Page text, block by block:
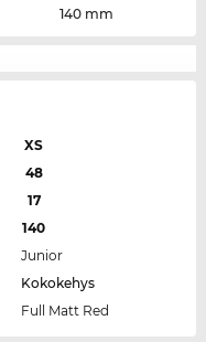
140 mm
XS
48
17
140
Junior
Kokokehys
Full Matt Red